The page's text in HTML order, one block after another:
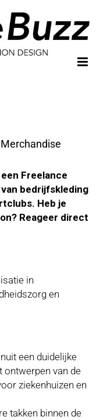
Freelance
bedrijfskleding
Heb je
Reageer direct
in
en
een duidelijke
ontwerpen van de
ziekenhuizen en
takken binnen de